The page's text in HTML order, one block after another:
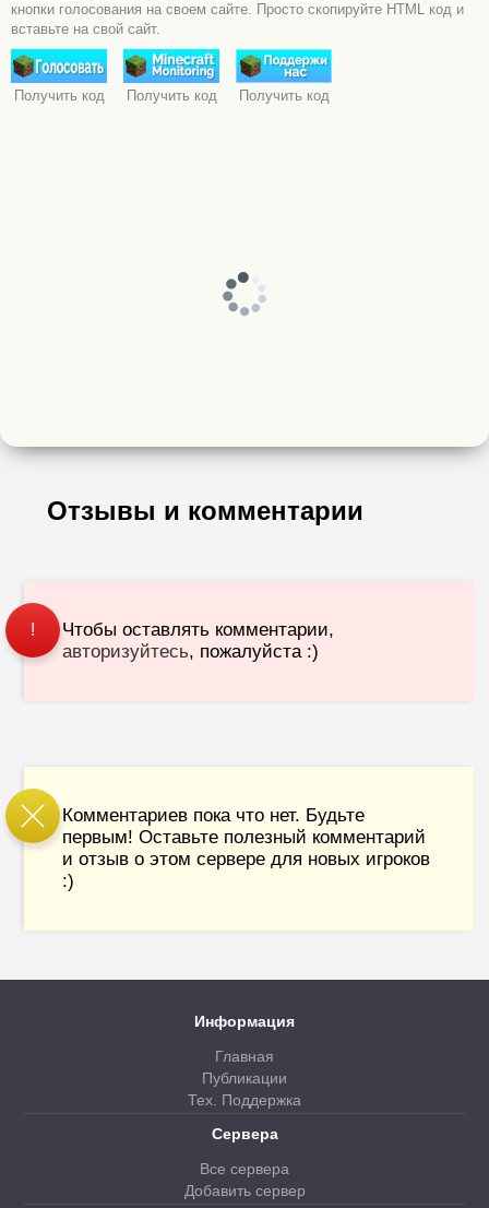
кнопки голосования на своем сайте. Просто скопируйте HTML код и
вставьте на свой сайт.
Получить код Получить код Получить код
Отзывы и комментарии
!
Чтобы оставлять комментарии,
авторизуйтесь, пожалуйста :)
Комментариев пока что нет. Будьте
первым! Оставьте полезный комментарий
и отзыв о этом сервере для новых игроков
:)
Информация
Главная
Публикации
Тех. Поддержка
Сервера
Все сервера
Добавить сервер